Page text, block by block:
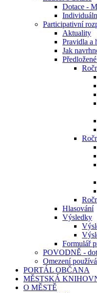
Dotace -
Participativní
Aktuality
Pravidla a
Jak
Hlasování
Výsledky
Formulář
POVODNĚ -
Omezení
PORTÁL OBČANA
MĚSTSKÁ
O MĚSTĚ